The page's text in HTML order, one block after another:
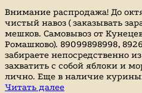
Внимание распродажа! До
чистый навоз ( заказывать
мешков. Самовывоз от
Ромашково). 89099898998,
забираете непосредственно
захватить с собой яблоки и
лично. Еще в наличие
Читать далееКонский